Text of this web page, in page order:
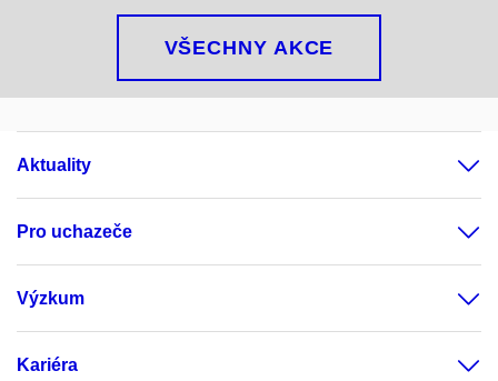
VŠECHNY AKCE
Aktuality
Pro uchazeče
Výzkum
Kariéra